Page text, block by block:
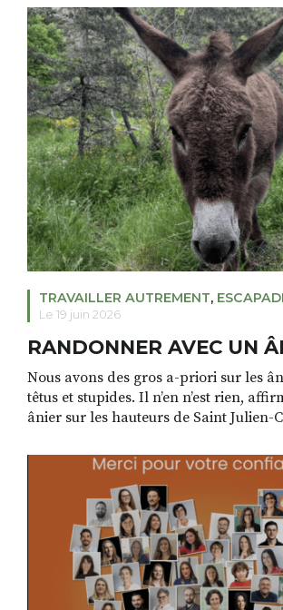
quinzaine de kilomètres plus loin, un
spectacle se joue, au gré des
habitants. C’est festif, joyeux, […]
TRAVAILLER AUTREMENT,
Le 19 juin 2026
RANDONNER AVEC UN
Nous avons des gros a-priori sur les
têtus et stupides. Il n’en n’est rien,
ânier sur les hauteurs de Saint Julien-
savent s’adapter à des personnes
preuve ? Depuis des millénaires ils
bravement des marchandises sur […]